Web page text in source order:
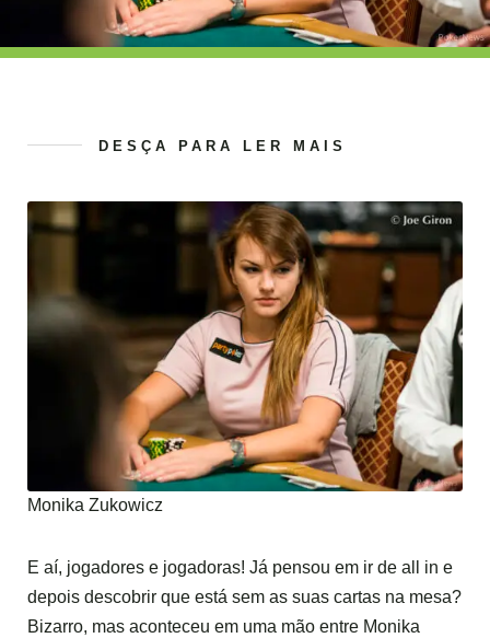
DESÇA PARA LER MAIS
Monika Zukowicz
E aí, jogadores e jogadoras! Já pensou em ir de all in e
depois descobrir que está sem as suas cartas na mesa?
Bizarro, mas aconteceu em uma mão entre Monika